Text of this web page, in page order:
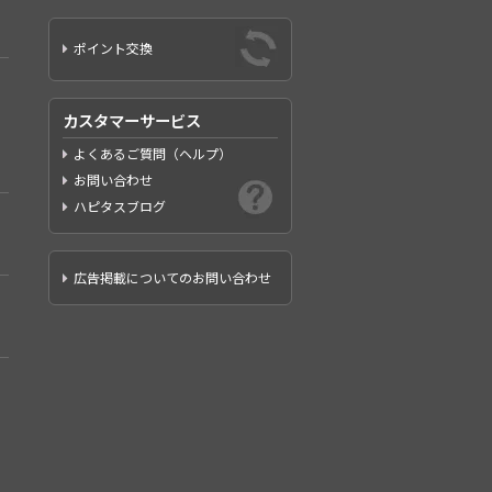
ポイント交換
カスタマーサービス
よくあるご質問（ヘルプ）
お問い合わせ
ハピタスブログ
広告掲載についてのお問い合わせ